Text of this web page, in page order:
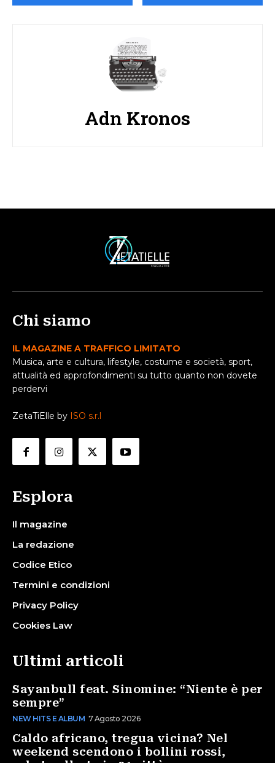
Adn Kronos
Chi siamo
IL MAGAZINE A TRAFFICO LIMITATO
Musica, arte e cultura, lifestyle, costume e società, sport,
attualità ed approfondimenti su tutto quanto non dovete
perdervi
ZetaTiElle by ISO s.r.l
Esplora
Il magazine
La redazione
Codice Etico
Termini e condizioni
Privacy Policy
Cookies Law
Ultimi articoli
Sayanbull feat. Sinomine: “Niente è per
sempre”
NEW HITS E ALBUM 7 Agosto 2026
Caldo africano, tregua vicina? Nel
weekend scendono i bollini rossi,